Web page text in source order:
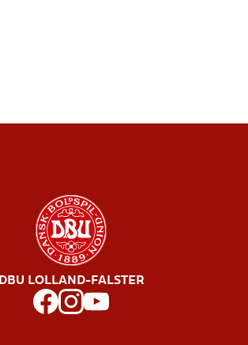
DBU LOLLAND-FALSTER